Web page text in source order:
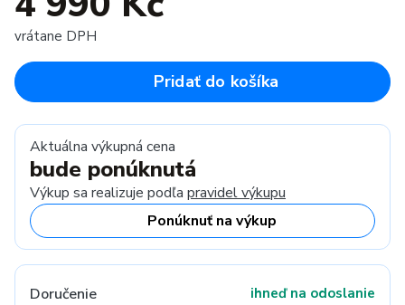
vrátane DPH
Pridať do košíka
Aktuálna výkupná cena
bude ponúknutá
Výkup sa realizuje podľa pravidel výkupu
Ponúknuť na výkup
Doručenie ihneď na odoslanie